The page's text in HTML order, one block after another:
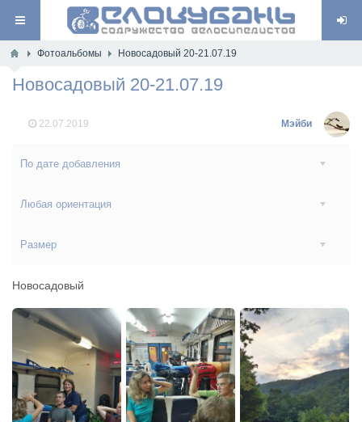
Фотоальбомы Новосадовый 20-21.07.19
Новосадовый 20-21.07.19
22.07.2019 Мэйби
По дате добавления
Любая ориентация
Размер
Новосадовый